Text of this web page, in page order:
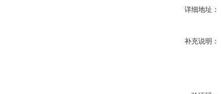
详细地址：
补充说明：